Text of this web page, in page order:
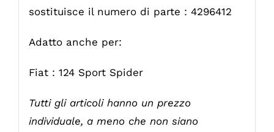
sostituisce il numero di parte : 4296412
Adatto anche per:
Fiat : 124 Sport Spider
Tutti gli articoli hanno un prezzo
individuale, a meno che non siano